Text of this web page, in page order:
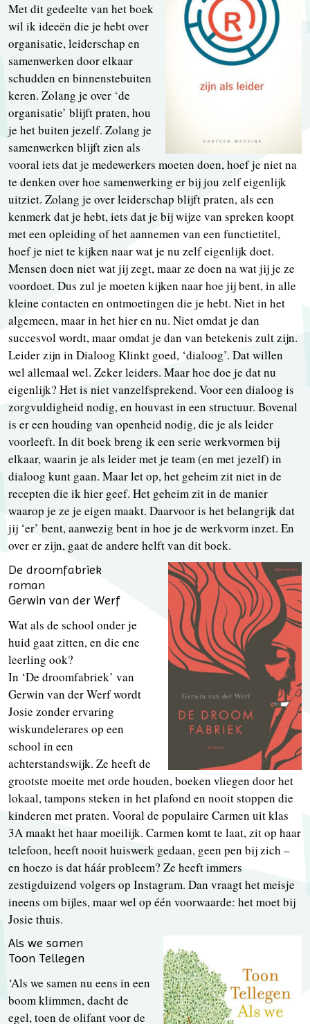
Met dit gedeelte van het boek
wil ik ideeën die je hebt over
organisatie, leiderschap en
samenwerken door elkaar
schudden en binnenstebuiten
keren. Zolang je over ‘de
organisatie’ blijft praten, hou
je het buiten jezelf. Zolang je
samenwerken blijft zien als
vooral iets dat je medewerkers moeten doen, hoef je niet na
te denken over hoe samenwerking er bij jou zelf eigenlijk
uitziet. Zolang je over leiderschap blijft praten, als een
kenmerk dat je hebt, iets dat je bij wijze van spreken koopt
met een opleiding of het aannemen van een functietitel,
hoef je niet te kijken naar wat je nu zelf eigenlijk doet.
Mensen doen niet wat jij zegt, maar ze doen na wat jij je ze
voordoet. Dus zul je moeten kijken naar hoe jij bent, in alle
kleine contacten en ontmoetingen die je hebt. Niet in het
algemeen, maar in het hier en nu. Niet omdat je dan
succesvol wordt, maar omdat je dan van betekenis zult zijn.
Leider zijn in Dialoog Klinkt goed, ‘dialoog’. Dat willen
wel allemaal wel. Zeker leiders. Maar hoe doe je dat nu
eigenlijk? Het is niet vanzelfsprekend. Voor een dialoog is
zorgvuldigheid nodig, en houvast in een structuur. Bovenal
is er een houding van openheid nodig, die je als leider
voorleeft. In dit boek breng ik een serie werkvormen bij
elkaar, waarin je als leider met je team (en met jezelf) in
dialoog kunt gaan. Maar let op, het geheim zit niet in de
recepten die ik hier geef. Het geheim zit in de manier
waarop je ze je eigen maakt. Daarvoor is het belangrijk dat
jij ‘er’ bent, aanwezig bent in hoe je de werkvorm inzet. En
over er zijn, gaat de andere helft van dit boek.
De droomfabriek
roman
Gerwin van der Werf
Wat als de school onder je
huid gaat zitten, en die ene
leerling ook?
In ‘De droomfabriek’ van
Gerwin van der Werf wordt
Josie zonder ervaring
wiskundelerares op een
school in een
achterstandswijk. Ze heeft de
grootste moeite met orde houden, boeken vliegen door het
lokaal, tampons steken in het plafond en nooit stoppen die
kinderen met praten. Vooral de populaire Carmen uit klas
3A maakt het haar moeilijk. Carmen komt te laat, zit op haar
telefoon, heeft nooit huiswerk gedaan, geen pen bij zich –
en hoezo is dat háár probleem? Ze heeft immers
zestigduizend volgers op Instagram. Dan vraagt het meisje
ineens om bijles, maar wel op één voorwaarde: het moet bij
Josie thuis.
Als we samen
Toon Tellegen
‘Als we samen nu eens in een
boom klimmen, dacht de
egel, toen de olifant voor de